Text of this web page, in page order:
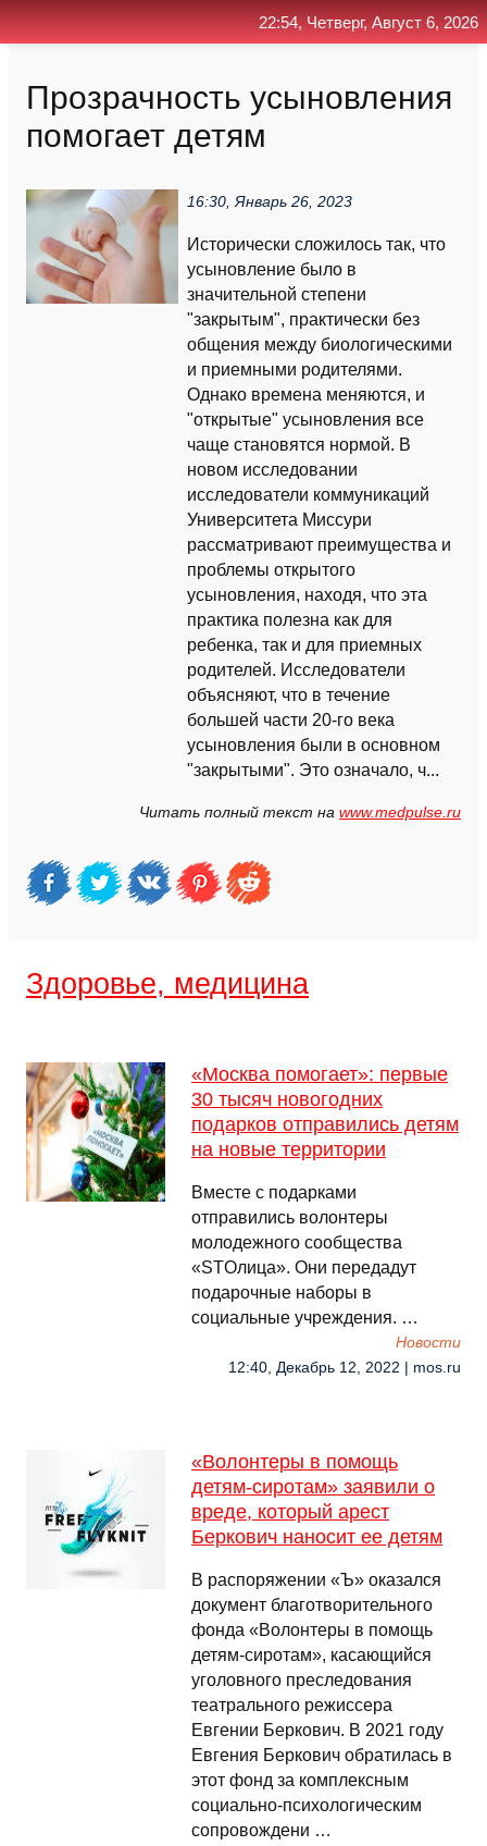
Прозрачность усыновления
помогает детям
16:30, Январь 26, 2023
Исторически сложилось так, что
усыновление было в
значительной степени
"закрытым", практически без
общения между биологическими
и приемными родителями.
Однако времена меняются, и
"открытые" усыновления все
чаще становятся нормой. В
новом исследовании
исследователи коммуникаций
Университета Миссури
рассматривают преимущества и
проблемы открытого
усыновления, находя, что эта
практика полезна как для
ребенка, так и для приемных
родителей. Исследователи
объясняют, что в течение
большей части 20-го века
усыновления были в основном
"закрытыми". Это означало, ч...
Читать полный текст на www.medpulse.ru
Здоровье, медицина
«Москва помогает»: первые
30 тысяч новогодних
подарков отправились детям
на новые территории
Вместе с подарками
отправились волонтеры
молодежного сообщества
«STOлица». Они передадут
подарочные наборы в
социальные учреждения. …
Новости
12:40, Декабрь 12, 2022 | mos.ru
«Волонтеры в помощь
детям-сиротам» заявили о
вреде, который арест
Беркович наносит ее детям
В распоряжении «Ъ» оказался
документ благотворительного
фонда «Волонтеры в помощь
детям-сиротам», касающийся
уголовного преследования
театрального режиссера
Евгении Беркович. В 2021 году
Евгения Беркович обратилась в
этот фонд за комплексным
социально-психологическим
сопровождени …
22:54, Четверг, Август 6, 2026